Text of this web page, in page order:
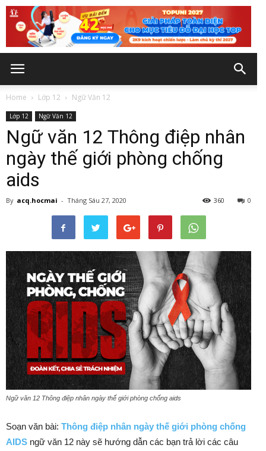
Home Lớp 12 Ngữ Văn 12
Lớp 12 Ngữ Văn 12
Ngữ văn 12 Thông điệp nhân
ngày thế giới phòng chống
aids
By acq.hocmai - Tháng Sáu 27, 2020 0
360
Ngữ văn 12 Thông điệp nhân ngày thế giới phòng chống aids
Soạn văn bài: Thông điệp nhân ngày thế giới phòng chống
AIDS ngữ văn 12 này sẽ hướng dẫn các bạn trả lời các câu